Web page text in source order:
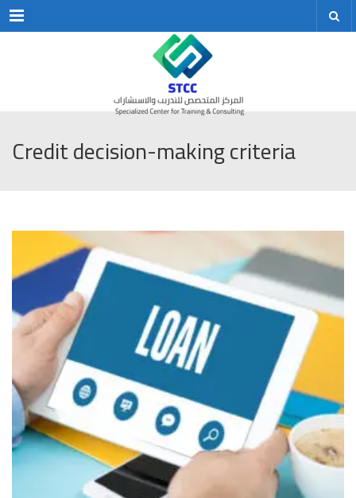
Menu
Credit decision-making criteria